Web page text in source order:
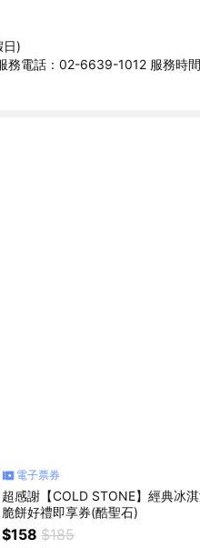
日)
電話：02-6639-1012 服務時
電子票券
超感謝【COLD STONE】經典冰
脆餅好禮即享券(酷聖石)
$158 $185